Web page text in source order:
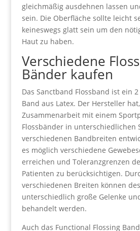
gleichmäßig ausdehnen lassen
sein. Die Oberfläche sollte leicht
keineswegs glatt sein um den
Haut zu haben.
Verschiedene
Bänder kaufen
Das Sanctband Flossband ist ein
Band aus Latex. Der Hersteller
Zusammenarbeit mit einem
Flossbänder in unterschiedlichen
verschiedenen Bandbreiten
es möglich verschiedene
erreichen und Toleranzgrenzen
Patienten zu berücksichtigen.
verschiedenen Breiten können
unterschiedlich große Gelenke
behandelt werden.
Auch das Functional Flossing